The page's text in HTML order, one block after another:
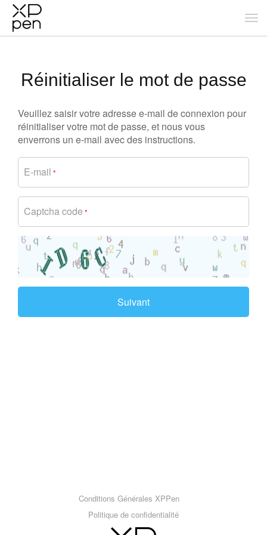
Réinitialiser le mot de passe
Veuillez saisir votre adresse e-mail de connexion pour
réinitialiser votre mot de passe, et nous vous
enverrons un e-mail avec des instructions.
E-mail *
Captcha code *
Suivant
Conditions Générales XPPen
Politique de confidentialité